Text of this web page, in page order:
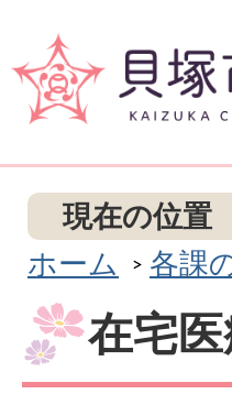
現在の位置
ホーム
各課
在宅